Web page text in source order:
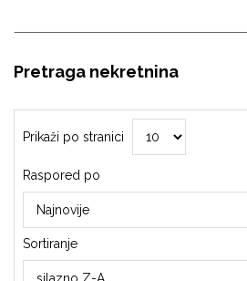
Pretraga nekretnina
Prikaži po stranici
Raspored po
Sortiranje